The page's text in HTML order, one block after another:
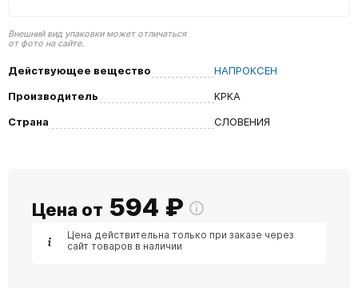
Внешний вид упаковки может отличаться
от фото на сайте.
Действующее вещество
НАПРОКСЕН
Производитель
КРКА
Страна
СЛОВЕНИЯ
Цена от 594 ₽
Цена действительна только при заказе через
сайт товаров в наличии